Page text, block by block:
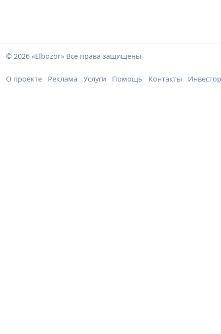
© 2026 «Elbozor» Все права защищены
О проекте Реклама Услуги Помощь Контакты